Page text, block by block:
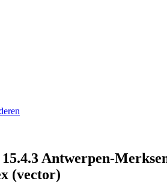
Antwerpen-
(vector)